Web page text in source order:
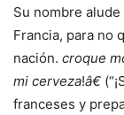
Su nombre
Francia, para no
nación. croque
mi cerveza!â€
franceses y